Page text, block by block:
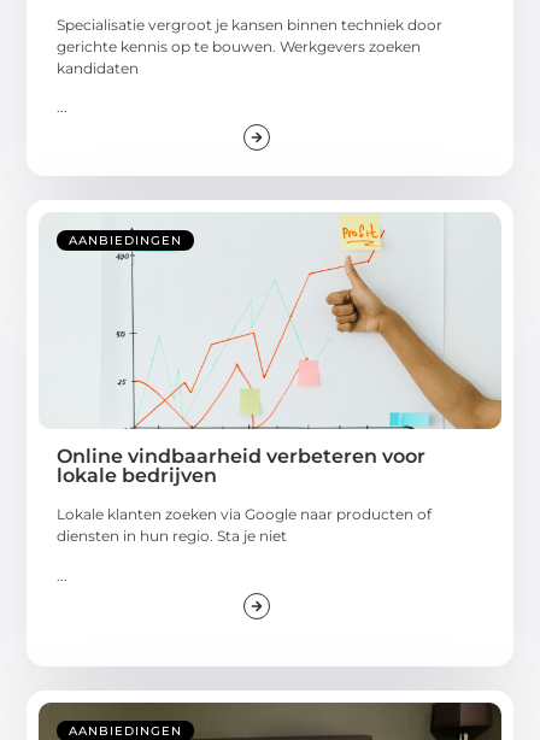
Specialisatie vergroot je kansen binnen techniek door
gerichte kennis op te bouwen. Werkgevers zoeken
kandidaten
...
AANBIEDINGEN
Online vindbaarheid verbeteren voor
lokale bedrijven
Lokale klanten zoeken via Google naar producten of
diensten in hun regio. Sta je niet
AANBIEDINGEN